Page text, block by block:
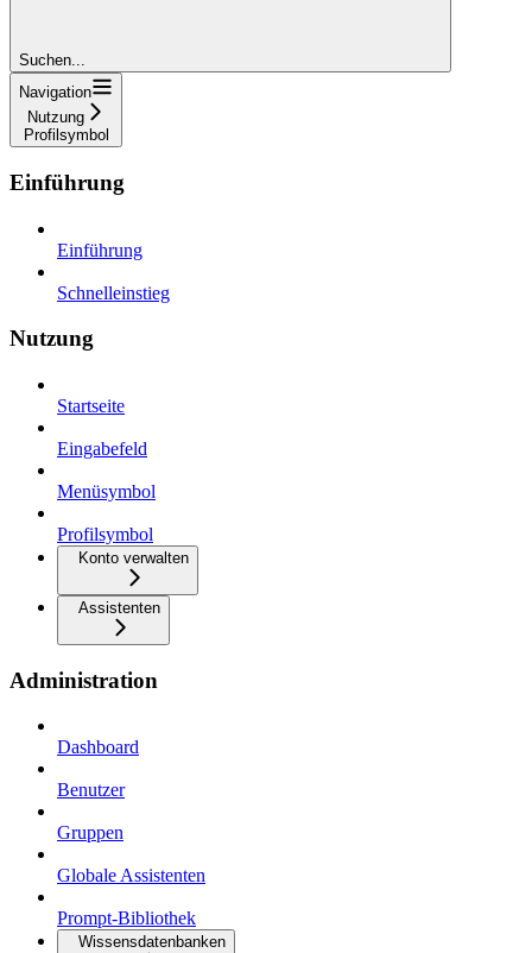
Suchen...
Navigation
Nutzung
Profilsymbol
Einführung
Einführung
Schnelleinstieg
Nutzung
Startseite
Eingabefeld
Menüsymbol
Profilsymbol
Konto verwalten
Assistenten
Administration
Dashboard
Benutzer
Gruppen
Globale Assistenten
Prompt-Bibliothek
Wissensdatenbanken